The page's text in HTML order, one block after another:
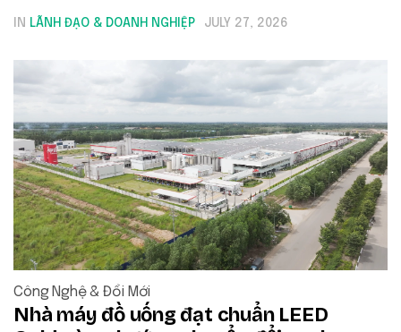
IN LÃNH ĐẠO & DOANH NGHIỆP JULY 27, 2026
Công Nghệ & Đổi Mới
Nhà máy đồ uống đạt chuẩn LEED